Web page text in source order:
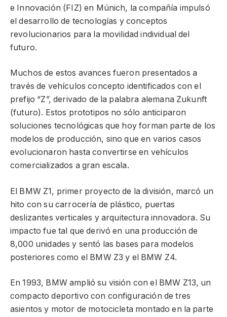
e Innovación (FIZ) en Múnich, la compañía impulsó
el desarrollo de tecnologías y conceptos
revolucionarios para la movilidad individual del
futuro.
Muchos de estos avances fueron presentados a
través de vehículos concepto identificados con el
prefijo “Z”, derivado de la palabra alemana Zukunft
(futuro). Estos prototipos no sólo anticiparon
soluciones tecnológicas que hoy forman parte de los
modelos de producción, sino que en varios casos
evolucionaron hasta convertirse en vehículos
comercializados a gran escala.
El BMW Z1, primer proyecto de la división, marcó un
hito con su carrocería de plástico, puertas
deslizantes verticales y arquitectura innovadora. Su
impacto fue tal que derivó en una producción de
8,000 unidades y sentó las bases para modelos
posteriores como el BMW Z3 y el BMW Z4.
En 1993, BMW amplió su visión con el BMW Z13, un
compacto deportivo con configuración de tres
asientos y motor de motocicleta montado en la parte